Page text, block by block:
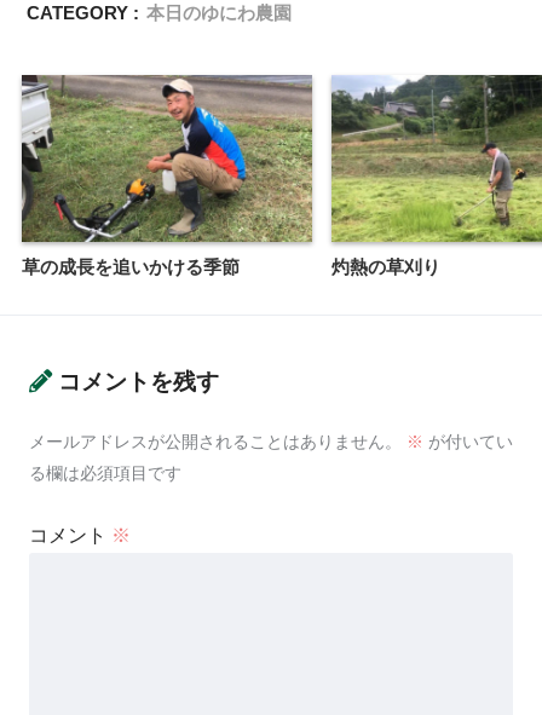
CATEGORY : 本日のゆにわ農園
草の成長を追いかける季節 灼熱の草刈り
コメントを残す
メールアドレスが公開されることはありません。 ※ が付いてい
る欄は必須項目です
コメント ※